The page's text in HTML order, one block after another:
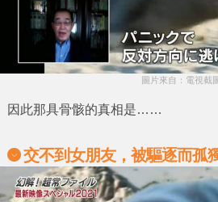
圖片來自：電視截
因此那具骨骸的真相是……
交不到女朋友，被驅逐而孤